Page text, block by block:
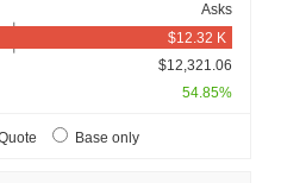
Asks
$12,321.06
54.85%
Base only